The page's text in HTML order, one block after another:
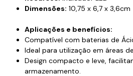
Dimensões: 10,75 x 6,7 x 3,6cm
Aplicações e benefícios:
Compatível com baterias de
Ideal para utilização em áreas
Design compacto e leve,
armazenamento.